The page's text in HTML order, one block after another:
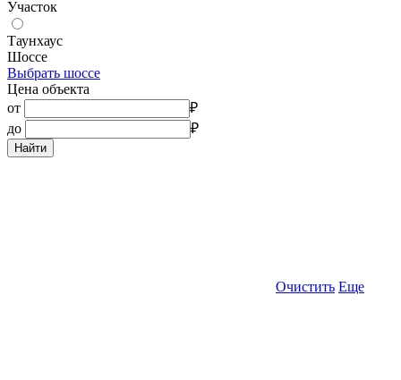
Участок
Таунхаус
Шоссе
Выбрать шоссе
Цена объекта
от
₽
до
₽
Найти
Очистить Еще